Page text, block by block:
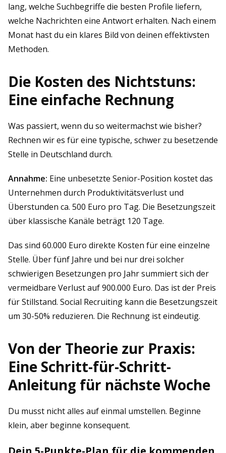
lang, welche Suchbegriffe die besten Profile liefern,
welche Nachrichten eine Antwort erhalten. Nach einem
Monat hast du ein klares Bild von deinen effektivsten
Methoden.
Die Kosten des Nichtstuns:
Eine einfache Rechnung
Was passiert, wenn du so weitermachst wie bisher?
Rechnen wir es für eine typische, schwer zu besetzende
Stelle in Deutschland durch.
Annahme: Eine unbesetzte Senior-Position kostet das
Unternehmen durch Produktivitätsverlust und
Überstunden ca. 500 Euro pro Tag. Die Besetzungszeit
über klassische Kanäle beträgt 120 Tage.
Das sind 60.000 Euro direkte Kosten für eine einzelne
Stelle. Über fünf Jahre und bei nur drei solcher
schwierigen Besetzungen pro Jahr summiert sich der
vermeidbare Verlust auf 900.000 Euro. Das ist der Preis
für Stillstand. Social Recruiting kann die Besetzungszeit
um 30-50% reduzieren. Die Rechnung ist eindeutig.
Von der Theorie zur Praxis:
Eine Schritt-für-Schritt-
Anleitung für nächste Woche
Du musst nicht alles auf einmal umstellen. Beginne
klein, aber beginne konsequent.